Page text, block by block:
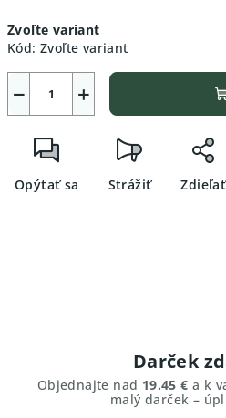
cena:
Zvoľte variant
Kód: Zvoľte variant
+
−
Opýtať sa Strážiť Zdieľať
Darček
Objednajte nad 19.45 € a k
malý darček –